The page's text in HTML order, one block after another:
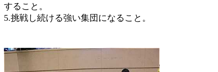
すること。
5.挑戦し続ける強い集団になること。